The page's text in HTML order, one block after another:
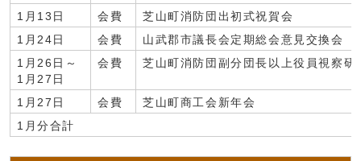
1月13日 会費
芝山町消防団出初式祝賀会
1月24日
会費
山武郡市議長会定期総会意見交換会
1月26日～
1月27日
会費 芝山町消防団副分団長以上役員視察研
1月27日 会費
芝山町商工会新年会
1月分合計